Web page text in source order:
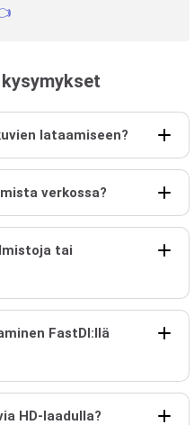
lataamiseen?
verkossa?
tai
FastDl:llä
HD-laadulla?